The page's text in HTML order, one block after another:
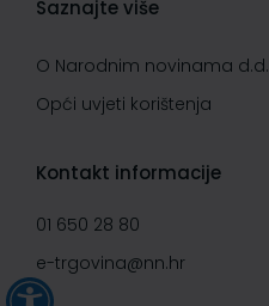
Saznajte više
O Narodnim novinama d.d.
Opći uvjeti korištenja
Kontakt informacije
01 650 28 80
e-trgovina@nn.hr